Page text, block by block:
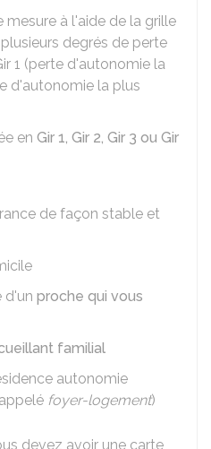
à l'aide de la grille
degrés de perte
1 (perte d'autonomie la
d'autonomie la plus
en Gir 1, Gir 2, Gir 3 ou Gir
de façon stable et
d'un proche qui vous
familial
autonomie
foyer-logement)
devez avoir une carte